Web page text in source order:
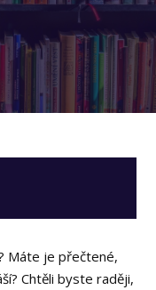
Máte je přečtené,
Chtěli byste raději,